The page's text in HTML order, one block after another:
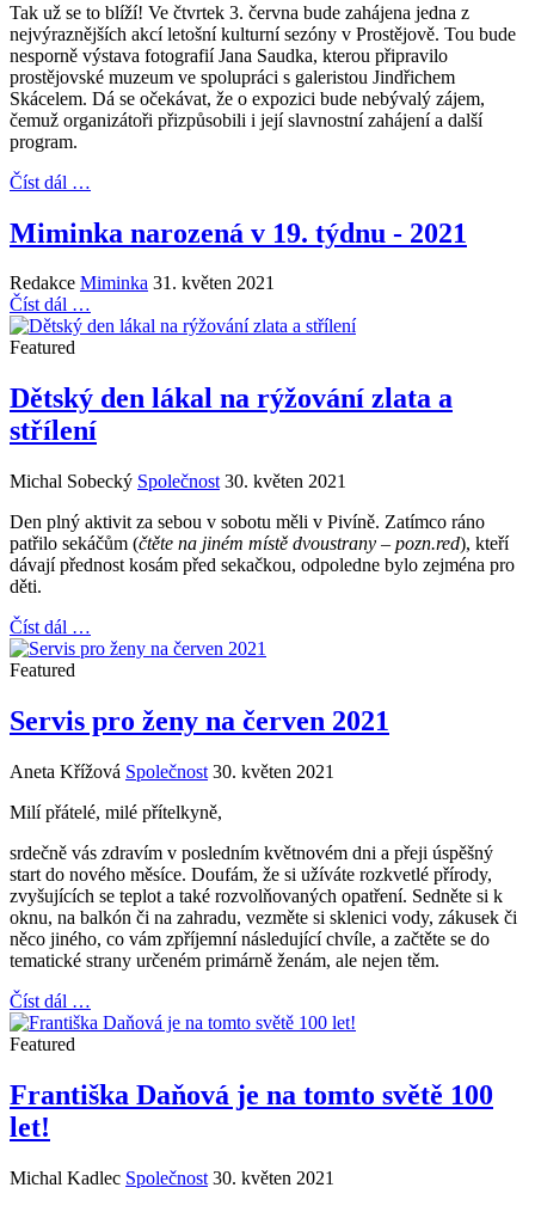
Tak už se to blíží! Ve čtvrtek 3. června bude zahájena jedna z
nejvýraznějších akcí letošní kulturní sezóny v Prostějově. Tou bude
nesporně výstava fotografií Jana Saudka, kterou připravilo
prostějovské muzeum ve spolupráci s galeristou Jindřichem
Skácelem. Dá se očekávat, že o expozici bude nebývalý zájem,
čemuž organizátoři přizpůsobili i její slavnostní zahájení a další
program.
Číst dál …
Miminka narozená v 19. týdnu - 2021
Redakce Miminka 31. květen 2021
Číst dál …
Featured
Dětský den lákal na rýžování zlata a
střílení
Michal Sobecký Společnost 30. květen 2021
Den plný aktivit za sebou v sobotu měli v Pivíně. Zatímco ráno
patřilo sekáčům (čtěte na jiném místě dvoustrany – pozn.red), kteří
dávají přednost kosám před sekačkou, odpoledne bylo zejména pro
děti.
Číst dál …
Featured
Servis pro ženy na červen 2021
Aneta Křížová Společnost 30. květen 2021
Milí přátelé, milé přítelkyně,
srdečně vás zdravím v posledním květnovém dni a přeji úspěšný
start do nového měsíce. Doufám, že si užíváte rozkvetlé přírody,
zvyšujících se teplot a také rozvolňovaných opatření. Sedněte si k
oknu, na balkón či na zahradu, vezměte si sklenici vody, zákusek či
něco jiného, co vám zpříjemní následující chvíle, a začtěte se do
tematické strany určeném primárně ženám, ale nejen těm.
Číst dál …
Featured
Františka Daňová je na tomto světě 100
let!
Michal Kadlec Společnost 30. květen 2021